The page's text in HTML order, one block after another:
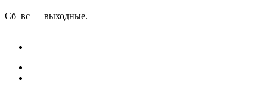
Сб–вс — выходные.